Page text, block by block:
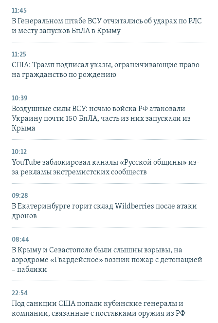
11:45
В Генеральном штабе ВСУ отчитались об ударах по РЛС
и месту запусков БпЛА в Крыму
11:25
США: Трамп подписал указы, ограничивающие право
на гражданство по рождению
10:39
Воздушные силы ВСУ: ночью войска РФ атаковали
Украину почти 150 БпЛА, часть из них запускали из
Крыма
10:12
YouTube заблокировал каналы «Русской общины» из-
за рекламы экстремистских сообществ
09:28
В Екатеринбурге горит склад Wildberries после атаки
дронов
08:44
В Крыму и Севастополе были слышны взрывы, на
аэродроме «Гвардейское» возник пожар с детонацией
– паблики
22:54
Под санкции США попали кубинские генералы и
компании, связанные с поставками оружия из РФ